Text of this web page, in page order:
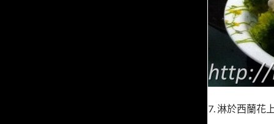
7. 淋於西蘭花